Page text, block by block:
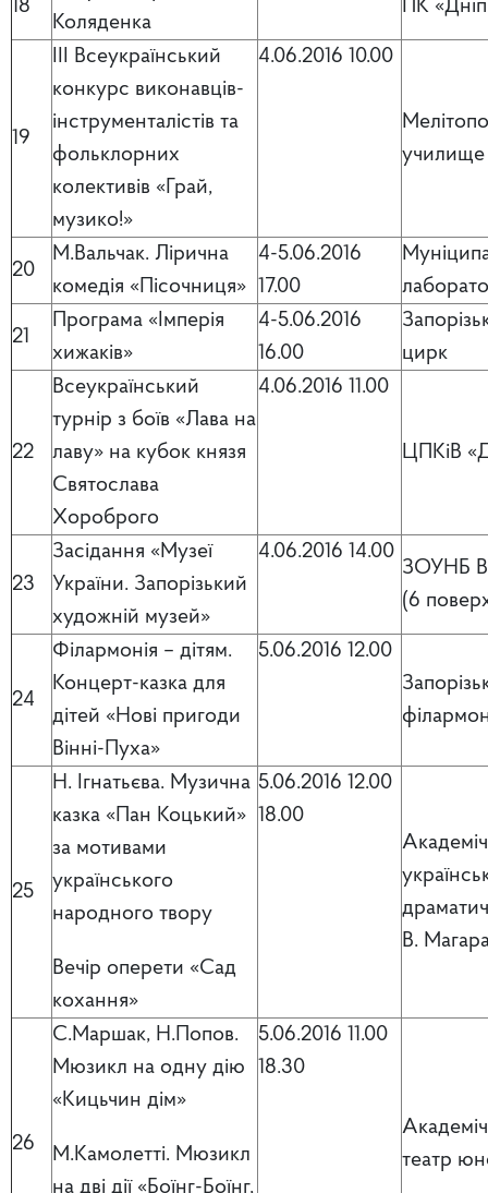
18
Коляденка
ПК
19
ІІІ Всеукраїнський
конкурс виконавців-
інструменталістів та
фольклорних
колективів «Грай,
музико!»
4.06.2016 10.00
училище
20
М.Вальчак. Лірична
комедія «Пісочниця»
4-5.06.2016
17.00
21
Програма «Імперія
хижаків»
4-5.06.2016
16.00
цирк
22
Всеукраїнський
турнір з боїв «Лава на
лаву» на кубок князя
Святослава
Хороброго
4.06.2016 11.00
ЦПКіВ
23
Засідання «Музеї
України. Запорізький
художній музей»
4.06.2016 14.00
ЗОУНБ
(6
24
Філармонія – дітям.
Концерт-казка для
дітей «Нові пригоди
Вінні-Пуха»
5.06.2016 12.00
25
Н. Ігнатьєва. Музична
казка «Пан Коцький»
за мотивами
українського
народного твору
Вечір оперети «Сад
кохання»
5.06.2016 12.00
18.00
В.
26
С.Маршак, Н.Попов.
Мюзикл на одну дію
«Кицьчин дім»
М.Камолетті. Мюзикл
на дві дії «Боїнг-Боїнг,
5.06.2016 11.00
18.30
театр